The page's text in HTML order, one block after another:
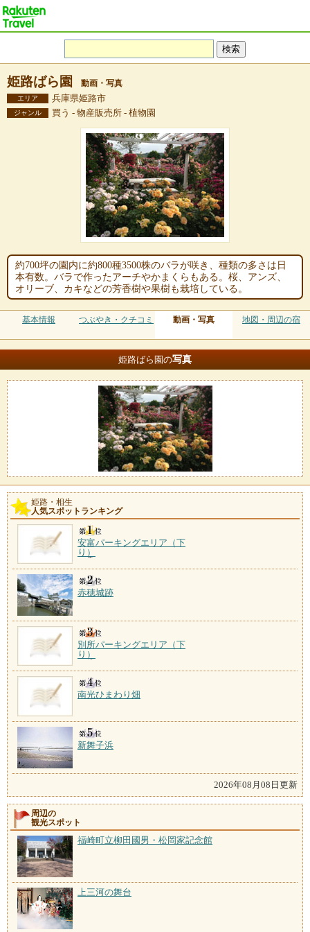
姫路ばら園 動画・写真
エリア 兵庫県姫路市
ジャンル 買う - 物産販売所 - 植物園
約700坪の園内に約800種3500株のバラが咲き、種類の多さは日
本有数。バラで作ったアーチやかまくらもある。桜、アンズ、
オリーブ、カキなどの芳香樹や果樹も栽培している。
基本情報 つぶやき・クチコミ 動画・写真 地図・周辺の宿
姫路ばら園の写真
姫路・相生
人気スポットランキング
安富パーキングエリア（下
り）
赤穂城跡
別所パーキングエリア（下
り）
南光ひまわり畑
新舞子浜
2026年08月08日更新
周辺の
観光スポット
福崎町立柳田國男・松岡家記念館
上三河の舞台